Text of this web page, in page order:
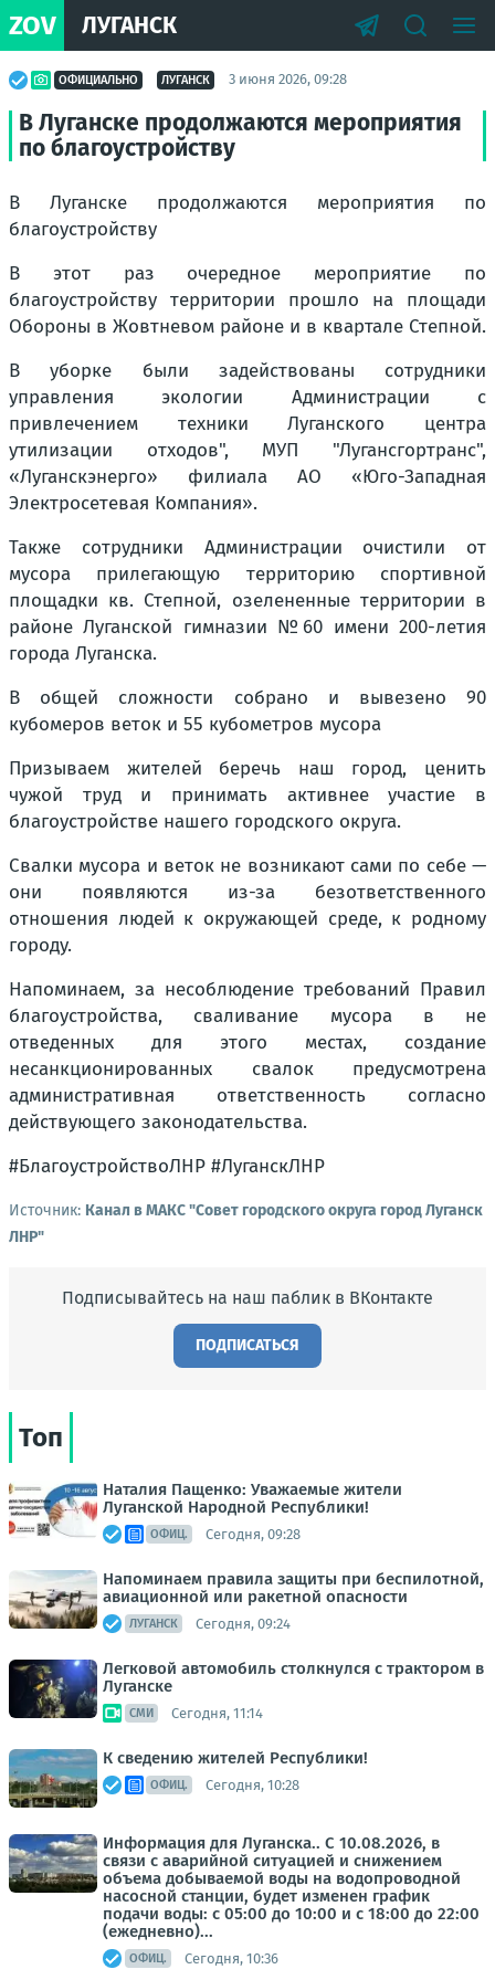
ZOV ЛУГАНСК
ОФИЦИАЛЬНО ЛУГАНСК 3 июня 2026, 09:28
В Луганске продолжаются мероприятия
по благоустройству
В Луганске продолжаются мероприятия по
благоустройству
В этот раз очередное мероприятие по
благоустройству территории прошло на площади
Обороны в Жовтневом районе и в квартале Степной.
В уборке были задействованы сотрудники
управления экологии Администрации с
привлечением техники Луганского центра
утилизации отходов", МУП "Лугансгортранс",
«Луганскэнерго» филиала АО «Юго-Западная
Электросетевая Компания».
Также сотрудники Администрации очистили от
мусора прилегающую территорию спортивной
площадки кв. Степной, озелененные территории в
районе Луганской гимназии №60 имени 200-летия
города Луганска.
В общей сложности собрано и вывезено 90
кубомеров веток и 55 кубометров мусора
Призываем жителей беречь наш город, ценить
чужой труд и принимать активнее участие в
благоустройстве нашего городского округа.
Свалки мусора и веток не возникают сами по себе —
они появляются из-за безответственного
отношения людей к окружающей среде, к родному
городу.
Напоминаем, за несоблюдение требований Правил
благоустройства, сваливание мусора в не
отведенных для этого местах, создание
несанкционированных свалок предусмотрена
административная ответственность согласно
действующего законодательства.
#БлагоустройствоЛНР #ЛуганскЛНР
Источник: Канал в МАКС "Совет городского округа город Луганск
ЛНР"
Подписывайтесь на наш паблик в ВКонтакте
ПОДПИСАТЬСЯ
Топ
Наталия Пащенко: Уважаемые жители
Луганской Народной Республики!
ОФИЦ. Сегодня, 09:28
Напоминаем правила защиты при беспилотной,
авиационной или ракетной опасности
ЛУГАНСК Сегодня, 09:24
Легковой автомобиль столкнулся с трактором в
Луганске
СМИ Сегодня, 11:14
К сведению жителей Республики!
ОФИЦ. Сегодня, 10:28
Информация для Луганска.. C 10.08.2026, в
связи с аварийной ситуацией и снижением
объема добываемой воды на водопроводной
насосной станции, будет изменен график
подачи воды: с 05:00 до 10:00 и с 18:00 до 22:00
(ежедневно)...
ОФИЦ. Сегодня, 10:36